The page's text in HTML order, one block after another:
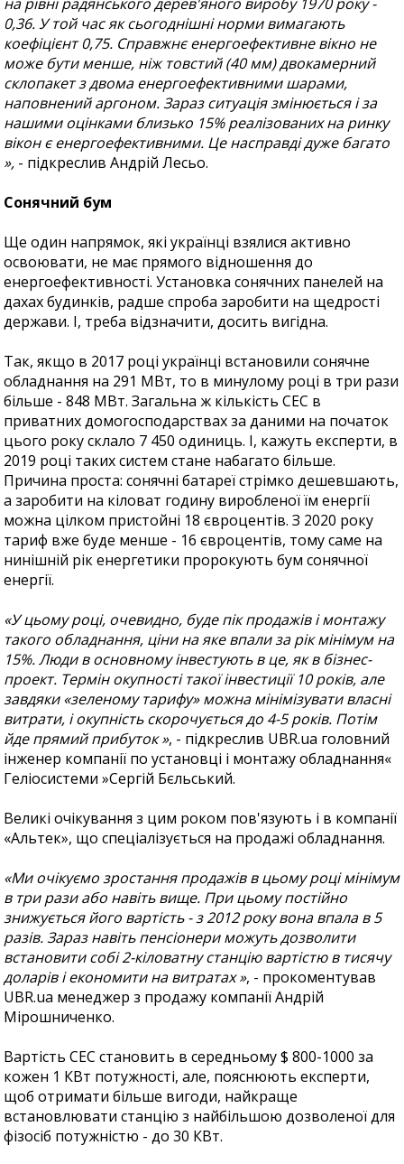
0,36. У той час як сьогоднішні норми вимагають
коефіцієнт 0,75. Справжнє енергоефективне вікно не
може бути менше, ніж товстий (40 мм) двокамерний
склопакет з двома енергоефективними шарами,
наповнений аргоном. Зараз ситуація змінюється і за
нашими оцінками близько 15% реалізованих на ринку
вікон є енергоефективними. Це насправді дуже багато
», - підкреслив Андрій Лесьо.
Сонячний бум
Ще один напрямок, які українці взялися активно
освоювати, не має прямого відношення до
енергоефективності. Установка сонячних панелей на
дахах будинків, радше спроба заробити на щедрості
держави. І, треба відзначити, досить вигідна.
Так, якщо в 2017 році українці встановили сонячне
обладнання на 291 МВт, то в минулому році в три рази
більше - 848 МВт. Загальна ж кількість СЕС в
приватних домогосподарствах за даними на початок
цього року склало 7 450 одиниць. І, кажуть експерти, в
2019 році таких систем стане набагато більше.
Причина проста: сонячні батареї стрімко дешевшають,
а заробити на кіловат годину виробленої їм енергії
можна цілком пристойні 18 євроцентів. З 2020 року
тариф вже буде менше - 16 євроцентів, тому саме на
нинішній рік енергетики пророкують бум сонячної
енергії.
«У цьому році, очевидно, буде пік продажів і монтажу
такого обладнання, ціни на яке впали за рік мінімум на
15%. Люди в основному інвестують в це, як в бізнес-
проект. Термін окупності такої інвестиції 10 років, але
завдяки «зеленому тарифу» можна мінімізувати власні
витрати, і окупність скорочується до 4-5 років. Потім
йде прямий прибуток », - підкреслив UBR.ua головний
інженер компанії по установці і монтажу обладнання«
Геліосистеми »Сергій Бєльський.
Великі очікування з цим роком пов'язують і в компанії
«Альтек», що спеціалізується на продажі обладнання.
«Ми очікуємо зростання продажів в цьому році мінімум
в три рази або навіть вище. При цьому постійно
знижується його вартість - з 2012 року вона впала в 5
разів. Зараз навіть пенсіонери можуть дозволити
встановити собі 2-кіловатну станцію вартістю в тисячу
доларів і економити на витратах », - прокоментував
UBR.ua менеджер з продажу компанії Андрій
Мірошниченко.
Вартість СЕС становить в середньому $ 800-1000 за
кожен 1 КВт потужності, але, пояснюють експерти,
щоб отримати більше вигоди, найкраще
встановлювати станцію з найбільшою дозволеної для
фізосіб потужністю - до 30 КВт.